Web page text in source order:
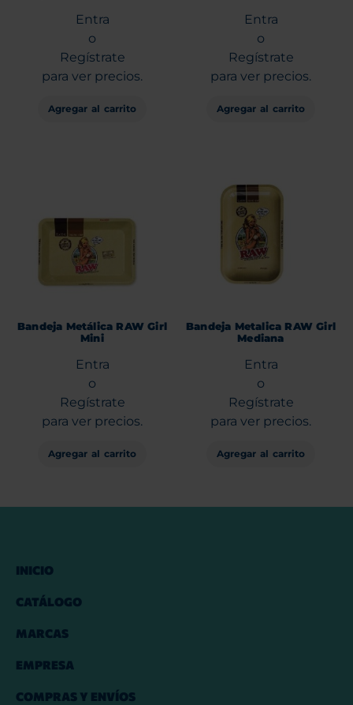
Entra
o
Regístrate
para ver precios.
Agregar al carrito
Entra
o
Regístrate
para ver precios.
Agregar al carrito
Bandeja Metálica RAW Girl
Mini
Entra
o
Regístrate
para ver precios.
Agregar al carrito
Bandeja Metalica RAW Girl
Mediana
Entra
o
Regístrate
para ver precios.
Agregar al carrito
INICIO
CATÁLOGO
MARCAS
EMPRESA
COMPRAS Y ENVÍOS